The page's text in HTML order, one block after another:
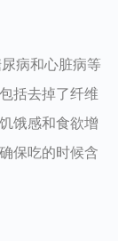
病和心脏病等
括去掉了纤维
饿感和食欲增
保吃的时候含